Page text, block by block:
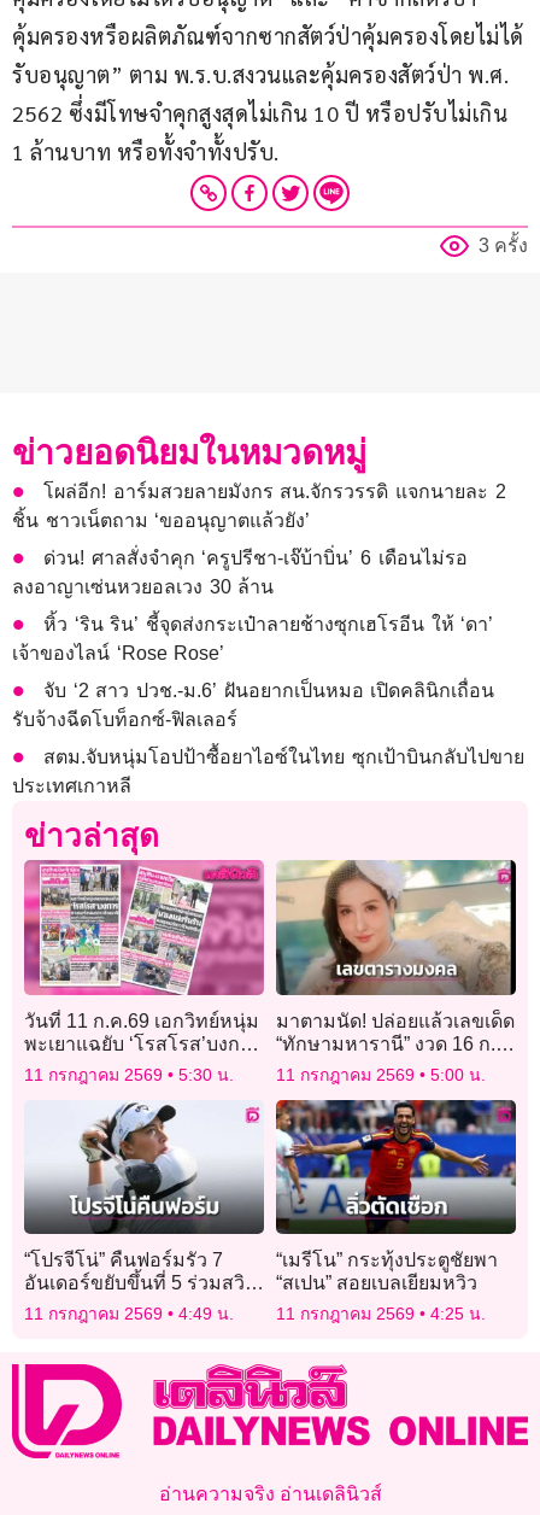
คุ้มครองหรือผลิตภัณฑ์จากซากสัตว์ป่าคุ้มครองโดยไม่ได้
รับอนุญาต” ตาม พ.ร.บ.สงวนและคุ้มครองสัตว์ป่า พ.ศ.
2562 ซึ่งมีโทษจำคุกสูงสุดไม่เกิน 10 ปี หรือปรับไม่เกิน
1 ล้านบาท หรือทั้งจำทั้งปรับ.
3 ครั้ง
ข่าวยอดนิยมในหมวดหมู่
โผล่อีก! อาร์มสวยลายมังกร สน.จักรวรรดิ แจกนายละ 2
ชิ้น ชาวเน็ตถาม ‘ขออนุญาตแล้วยัง’
ด่วน! ศาลสั่งจำคุก ‘ครูปรีชา-เจ๊บ้าบิ่น’ 6 เดือนไม่รอ
ลงอาญาเซ่นหวยอลเวง 30 ล้าน
หิ้ว ‘ริน ริน’ ชี้จุดส่งกระเป๋าลายช้างซุกเฮโรอีน ให้ ‘ดา’
เจ้าของไลน์ ‘Rose Rose’
จับ ‘2 สาว ปวช.-ม.6’ ฝันอยากเป็นหมอ เปิดคลินิกเถื่อน
รับจ้างฉีดโบท็อกซ์-ฟิลเลอร์
สตม.จับหนุ่มโอปป้าซื้อยาไอซ์ในไทย ซุกเป้าบินกลับไปขาย
ประเทศเกาหลี
ข่าวล่าสุด
วันที่ 11 ก.ค.69 เอกวิทย์หนุ่ม
พะเยาแฉยับ ‘โรสโรส’บงการ
ลวงแอร์ขนผงขาวข้ามชาติ
11 กรกฎาคม 2569 5:30 น.
มาตามนัด! ปล่อยแล้วเลขเด็ด
“ทักษามหารานี” งวด 16 ก.ค.
2569 คอหวยแห่ส่องตาราง
11 กรกฎาคม 2569 5:00 น.
“โปรจีโน่” คืนฟอร์มรัว 7
อันเดอร์ขยับขึ้นที่ 5 ร่วมสวิง
เอวิยอง
11 กรกฎาคม 2569 4:49 น.
“เมรีโน” กระทุ้งประตูชัยพา
“สเปน” สอยเบลเยียมหวิว
11 กรกฎาคม 2569 4:25 น.
อ่านความจริง อ่านเดลินิวส์